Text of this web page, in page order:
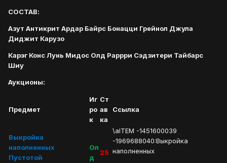
СОСТАВ:
Азут Антикрит Ардар Байрс Бонацци Грейнол Джула
Диджит Карузо
Карэг Конс Лунь Мидос Олд Раррри Сэдзитери Тайбарс
Шиу
Аукционы:
Предмет
Иг
ро
к
Ст
ав
ка
Ссылка
Выкройка
наполненных
Пустотой
Ол
д
25
\aITEM -1451600039
-1969688040:Выкройка
наполненных